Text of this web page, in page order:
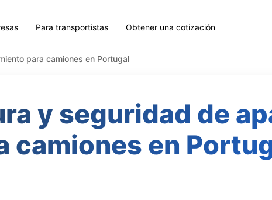
Para transportistas Obtener una cotización
para camiones en Portugal
y seguridad de
camiones en